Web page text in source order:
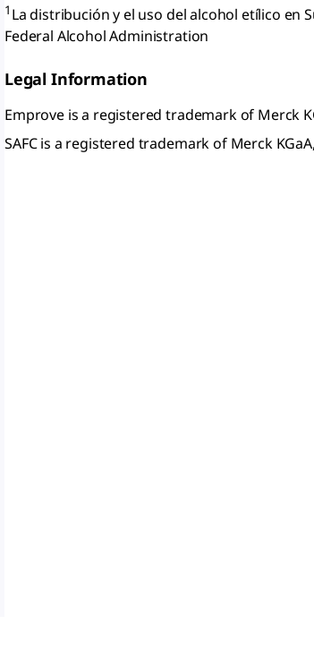
1 La distribución y el uso del alcohol etílico en
Federal Alcohol Administration
Legal Information
Emprove is a registered trademark of Merck
SAFC is a registered trademark of Merck